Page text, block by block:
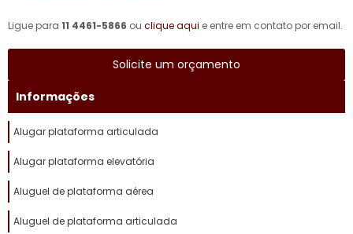
Ligue para 11 4461-5866 ou clique aqui e entre em contato por email.
Solicite um orçamento
Informações
Alugar plataforma articulada
Alugar plataforma elevatória
Aluguel de plataforma aérea
Aluguel de plataforma articulada